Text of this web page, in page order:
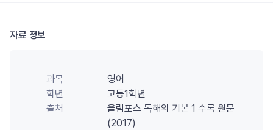
자료 정보
과목
영어
학년
고등1학년
출처
올림포스 독해의 기본 1 수록 원문
(2017)